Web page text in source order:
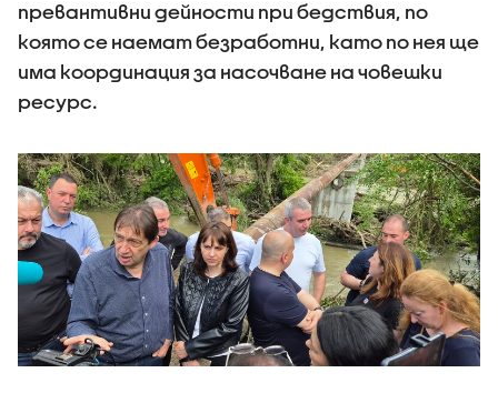
превантивни дейности при бедствия, по
която се наемат безработни, като по нея ще
има координация за насочване на човешки
ресурс.